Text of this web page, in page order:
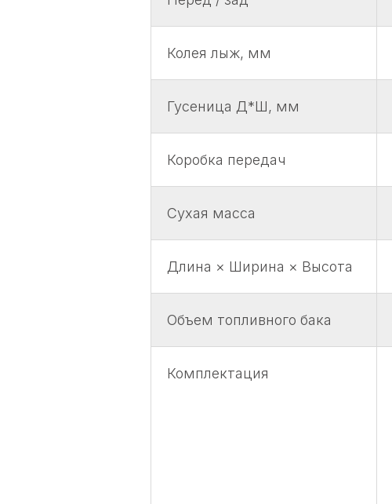
Колея лыж, мм
Гусеница Д*Ш, мм
Коробка передач
Сухая масса
Длина × Ширина × Высота
Объем топливного бака
Комплектация